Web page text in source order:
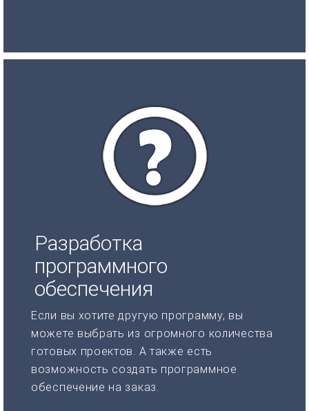
Разработка
программного
обеспечения
Если вы хотите другую программу, вы
можете выбрать из огромного количества
готовых проектов. А также есть
возможность создать программное
обеспечение на заказ.